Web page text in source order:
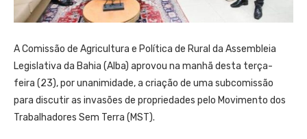
A Comissão de Agricultura e Política de Rural da Assembleia
Legislativa da Bahia (Alba) aprovou na manhã desta terça-
feira (23), por unanimidade, a criação de uma subcomissão
para discutir as invasões de propriedades pelo Movimento dos
Trabalhadores Sem Terra (MST).